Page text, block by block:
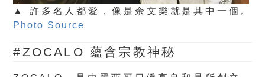
▲ 許多名人都愛，像是余文樂就是其中一個。
Photo Source
#ZOCALO 蘊含宗教神秘